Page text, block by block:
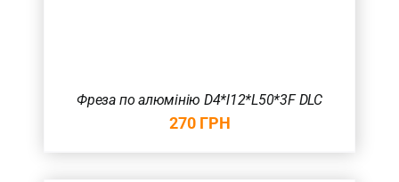
Фреза по алюмінію D4*l12*L50*3F DLC
270 ГРН